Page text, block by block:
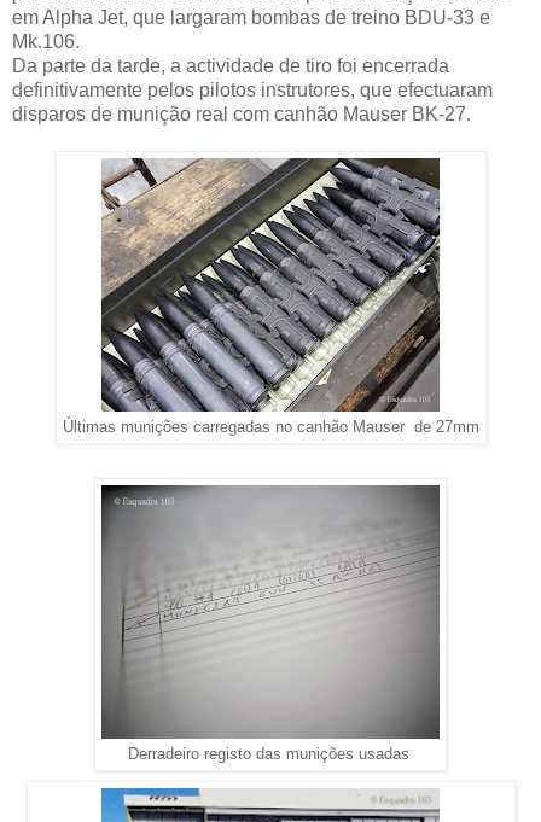
em Alpha Jet, que largaram bombas de treino BDU-33 e
Mk.106.
Da parte da tarde, a actividade de tiro foi encerrada
definitivamente pelos pilotos instrutores, que efectuaram
disparos de munição real com canhão Mauser BK-27.
Últimas munições carregadas no canhão Mauser de 27mm
Derradeiro registo das munições usadas